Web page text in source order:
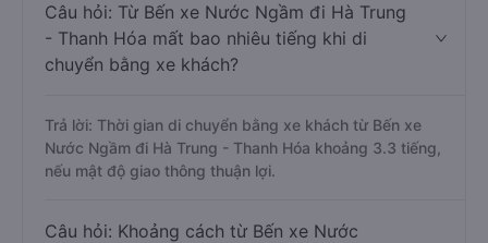
Câu hỏi: Từ Bến xe Nước Ngầm đi Hà Trung
- Thanh Hóa mất bao nhiêu tiếng khi di
chuyển bằng xe khách?
Trả lời: Thời gian di chuyển bằng xe khách từ Bến xe
Nước Ngầm đi Hà Trung - Thanh Hóa khoảng 3.3 tiếng,
nếu mật độ giao thông thuận lợi.
Câu hỏi: Khoảng cách từ Bến xe Nước